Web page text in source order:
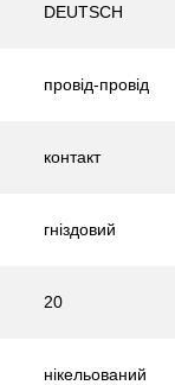
DEUTSCH
провід-провід
контакт
гніздовий
20
нікельований